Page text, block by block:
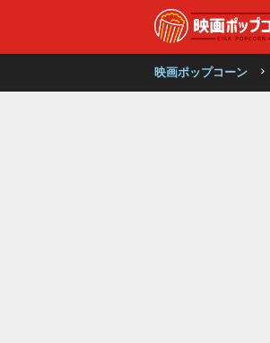
映画ポップコーン